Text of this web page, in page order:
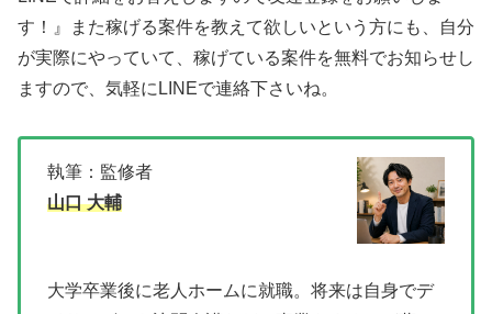
す！』
また稼げる案件を教えて欲しいという方にも、自分
が実際にやっていて、稼げている案件を無料でお知らせし
ますので、気軽にLINEで連絡下さいね。
執筆：監修者
山口 大輔
大学卒業後に老人ホームに就職。将来は自身でデ